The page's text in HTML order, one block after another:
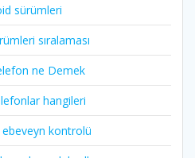
sürümleri
sıralaması
ne Demek
hangileri
kontrolü